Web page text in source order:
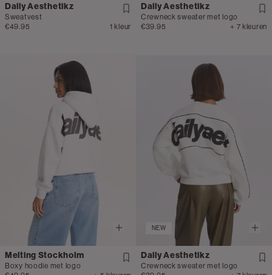
Daily Aesthetikz
Sweatvest
€49.95
1 kleur
Daily Aesthetikz
Crewneck sweater met logo
€39.95
+ 7 kleuren
Melting Stockholm
Boxy hoodie met logo
NEW
Daily Aesthetikz
Crewneck sweater met logo